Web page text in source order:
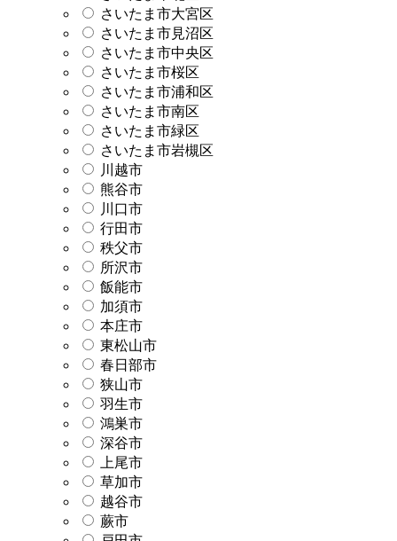
さいたま市大宮区
さいたま市見沼区
さいたま市中央区
さいたま市桜区
さいたま市浦和区
さいたま市南区
さいたま市緑区
さいたま市岩槻区
川越市
熊谷市
川口市
行田市
秩父市
所沢市
飯能市
加須市
本庄市
東松山市
春日部市
狭山市
羽生市
鴻巣市
深谷市
上尾市
草加市
越谷市
蕨市